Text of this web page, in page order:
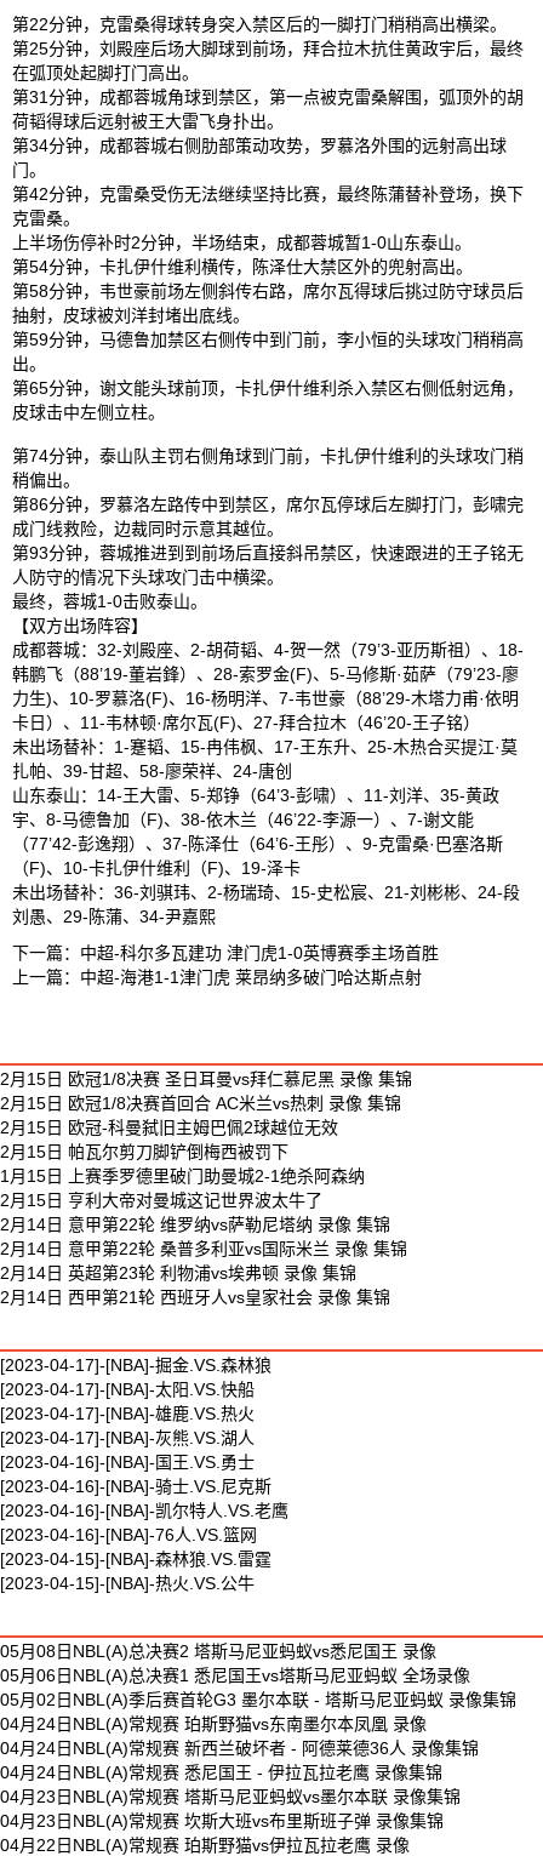
第22分钟，克雷桑得球转身突入禁区后的一脚打门稍稍高出横梁。
第25分钟，刘殿座后场大脚球到前场，拜合拉木抗住黄政宇后，最终
在弧顶处起脚打门高出。
第31分钟，成都蓉城角球到禁区，第一点被克雷桑解围，弧顶外的胡
荷韬得球后远射被王大雷飞身扑出。
第34分钟，成都蓉城右侧肋部策动攻势，罗慕洛外围的远射高出球
门。
第42分钟，克雷桑受伤无法继续坚持比赛，最终陈蒲替补登场，换下
克雷桑。
上半场伤停补时2分钟，半场结束，成都蓉城暂1-0山东泰山。
第54分钟，卡扎伊什维利横传，陈泽仕大禁区外的兜射高出。
第58分钟，韦世豪前场左侧斜传右路，席尔瓦得球后挑过防守球员后
抽射，皮球被刘洋封堵出底线。
第59分钟，马德鲁加禁区右侧传中到门前，李小恒的头球攻门稍稍高
出。
第65分钟，谢文能头球前顶，卡扎伊什维利杀入禁区右侧低射远角，
皮球击中左侧立柱。
第74分钟，泰山队主罚右侧角球到门前，卡扎伊什维利的头球攻门稍
稍偏出。
第86分钟，罗慕洛左路传中到禁区，席尔瓦停球后左脚打门，彭啸完
成门线救险，边裁同时示意其越位。
第93分钟，蓉城推进到到前场后直接斜吊禁区，快速跟进的王子铭无
人防守的情况下头球攻门击中横梁。
最终，蓉城1-0击败泰山。
【双方出场阵容】
成都蓉城：32-刘殿座、2-胡荷韬、4-贺一然（79’3-亚历斯祖）、18-
韩鹏飞（88’19-董岩鋒）、28-索罗金(F)、5-马修斯·茹萨（79’23-廖
力生)、10-罗慕洛(F)、16-杨明洋、7-韦世豪（88’29-木塔力甫·依明
卡日）、11-韦林顿·席尔瓦(F)、27-拜合拉木（46’20-王子铭）
未出场替补：1-蹇韬、15-冉伟枫、17-王东升、25-木热合买提江·莫
扎帕、39-甘超、58-廖荣祥、24-唐创
山东泰山：14-王大雷、5-郑铮（64’3-彭啸）、11-刘洋、35-黄政
宇、8-马德鲁加（F)、38-依木兰（46’22-李源一）、7-谢文能
（77’42-彭逸翔）、37-陈泽仕（64’6-王彤）、9-克雷桑·巴塞洛斯
（F)、10-卡扎伊什维利（F)、19-泽卡
未出场替补：36-刘骐玮、2-杨瑞琦、15-史松宸、21-刘彬彬、24-段
刘愚、29-陈蒲、34-尹嘉熙
下一篇： 中超-科尔多瓦建功 津门虎1-0英博赛季主场首胜
上一篇： 中超-海港1-1津门虎 莱昂纳多破门哈达斯点射
2月15日 欧冠1/8决赛 圣日耳曼vs拜仁慕尼黑 录像 集锦
2月15日 欧冠1/8决赛首回合 AC米兰vs热刺 录像 集锦
2月15日 欧冠-科曼弑旧主姆巴佩2球越位无效
2月15日 帕瓦尔剪刀脚铲倒梅西被罚下
1月15日 上赛季罗德里破门助曼城2-1绝杀阿森纳
2月15日 亨利大帝对曼城这记世界波太牛了
2月14日 意甲第22轮 维罗纳vs萨勒尼塔纳 录像 集锦
2月14日 意甲第22轮 桑普多利亚vs国际米兰 录像 集锦
2月14日 英超第23轮 利物浦vs埃弗顿 录像 集锦
2月14日 西甲第21轮 西班牙人vs皇家社会 录像 集锦
[2023-04-17]-[NBA]-掘金.VS.森林狼
[2023-04-17]-[NBA]-太阳.VS.快船
[2023-04-17]-[NBA]-雄鹿.VS.热火
[2023-04-17]-[NBA]-灰熊.VS.湖人
[2023-04-16]-[NBA]-国王.VS.勇士
[2023-04-16]-[NBA]-骑士.VS.尼克斯
[2023-04-16]-[NBA]-凯尔特人.VS.老鹰
[2023-04-16]-[NBA]-76人.VS.篮网
[2023-04-15]-[NBA]-森林狼.VS.雷霆
[2023-04-15]-[NBA]-热火.VS.公牛
05月08日NBL(A)总决赛2 塔斯马尼亚蚂蚁vs悉尼国王 录像
05月06日NBL(A)总决赛1 悉尼国王vs塔斯马尼亚蚂蚁 全场录像
05月02日NBL(A)季后赛首轮G3 墨尔本联 - 塔斯马尼亚蚂蚁 录像集锦
04月24日NBL(A)常规赛 珀斯野猫vs东南墨尔本凤凰 录像
04月24日NBL(A)常规赛 新西兰破坏者 - 阿德莱德36人 录像集锦
04月24日NBL(A)常规赛 悉尼国王 - 伊拉瓦拉老鹰 录像集锦
04月23日NBL(A)常规赛 塔斯马尼亚蚂蚁vs墨尔本联 录像集锦
04月23日NBL(A)常规赛 坎斯大班vs布里斯班子弹 录像集锦
04月22日NBL(A)常规赛 珀斯野猫vs伊拉瓦拉老鹰 录像